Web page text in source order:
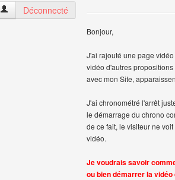
locanour Voir le profil de l'utilisateur
Déconnecté
Bonjour,
J'ai rajouté une page
vidéo d'autres
avec mon Site,
J'ai chronométré l'arrêt
le démarrage du chrono
de ce fait, le visiteur ne
vidéo.
Je voudrais savoir
ou bien démarrer la